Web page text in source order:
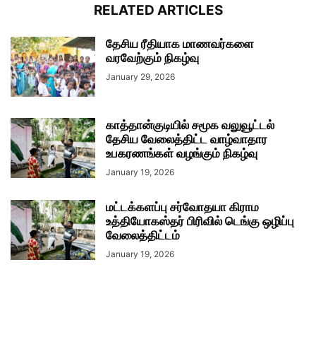
RELATED ARTICLES
தேசிய ரீதியாக மாணவர்களை
வரவேற்கும் நிகழ்வு
January 29, 2026
காத்தான்குடியில் சமூக வலுவூட்டல்
தேசிய வேலைத்திட்ட வாழ்வாதார
உபகரணங்கள் வழங்கும் நிகழ்வு
January 19, 2026
மட்டக்களப்பு சர்வோதயா கிராம
உத்தியோகஸ்தர் பிரிவில் டெங்கு ஒழிப்பு
வேலைத்திட்டம்
January 19, 2026